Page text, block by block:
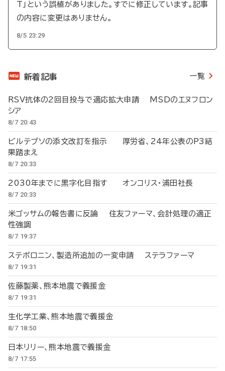
T」という誤植がありました。すでに修正しています。記事
の内容に変更はありません。
8/5 23:29
新着記事 一覧
RSV抗体の2回目投与で適応拡大申請 MSDのエヌフロン
シア
8/7 20:43
ビルテプソの添文改訂を指示 厚労省、24年公表のP3結
果踏まえ
8/7 20:33
2030年までに黒字化目指す オンコリス・浦田社長
8/7 20:33
米ゴッサムの報告書に反論 住友ファーマ、会計処理の適正
性強調
8/7 19:37
ステボロニン、製造所追加の一変申請 ステラファーマ
8/7 19:31
佐藤製薬、熊本地震で義援金
8/7 19:31
生化学工業、熊本地震で義援金
8/7 18:50
日本リリー、熊本地震で義援金
8/7 17:55